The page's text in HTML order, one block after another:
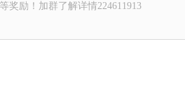
奖励！加群了解详情224611913